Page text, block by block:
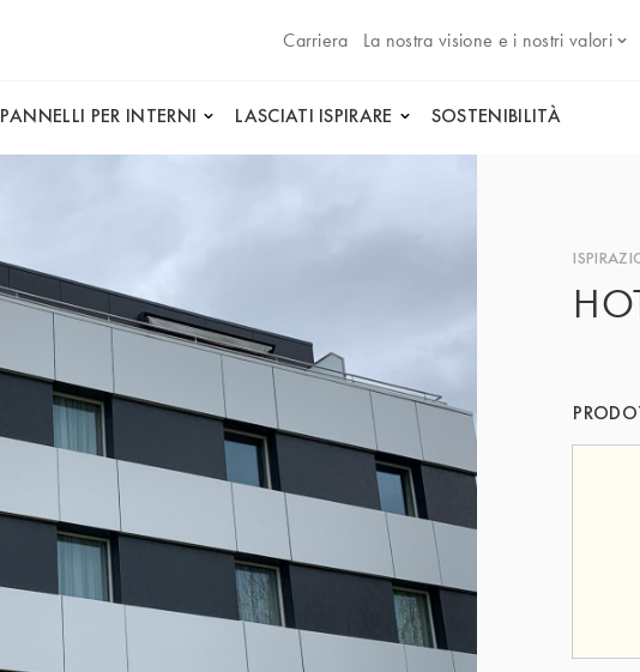
Carriera
La nostra visione e i nostri valori
PANNELLI PER INTERNI LASCIATI ISPIRARE SOSTENIBILITÀ